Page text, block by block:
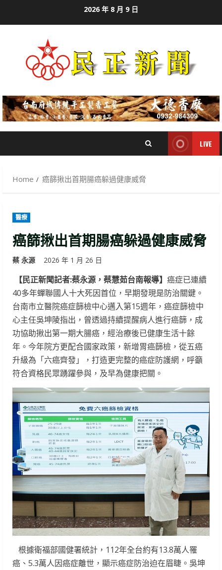
2026 年 8 月 9 日
LIVE
Home 癌篩揪出首期腸癌躲過健康威脅
醫療
癌篩揪出首期腸癌躲過健康威脅
蔡 永源 2026 年 1 月 26 日
【民正新聞記者:蔡永源，蔡慧茹台南報導】 癌症已連續
40多年蟬聯國人十大死因首位，早期發現是防治關鍵。
台南市立醫院癌症篩檢中心邁入第15週年，癌症篩檢中
心主任吳坤陵指出，曾透過持續提醒病人進行癌篩，成
功協助揪出第一期大腸癌，經治療後已健康生活十餘
年。今年院方更配合國家政策，新增胃癌篩檢，從五癌
升級為「六癌齊發」，打造更完整的癌症防護網，呼籲
符合資格民眾踴躍參與，及早為健康把關。
根據衛福部國健署統計，112年全台約有13.8萬人罹
癌、5.3萬人因癌症離世，顯示癌症防治迫在眉睫。吳坤